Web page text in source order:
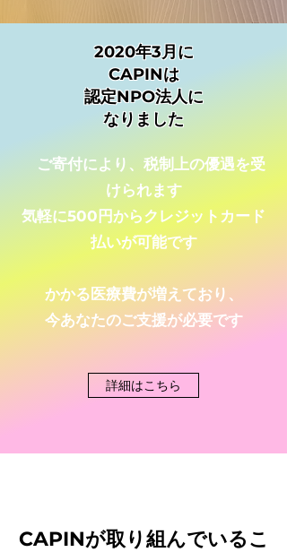
2020年3月に
CAPINは
認定NPO法人に
なりました
ご寄付により、税制上の優遇を受
けられます
気軽に500円からクレジットカード
払いが可能です
かかる医療費が増えており、
今あなたのご支援が必要です
詳細はこちら
CAPINが取り組んでいるこ